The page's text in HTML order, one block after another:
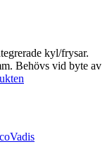
kyl/frysar.
Behövs vid byte av